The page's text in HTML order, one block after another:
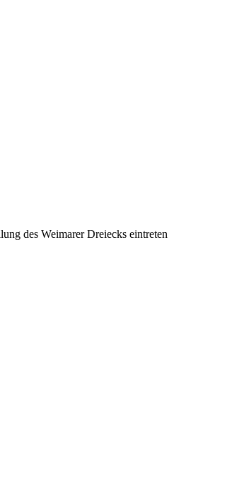
des Weimarer Dreiecks eintreten